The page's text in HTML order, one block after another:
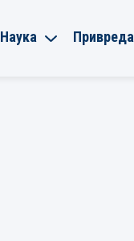
Наука Привреда